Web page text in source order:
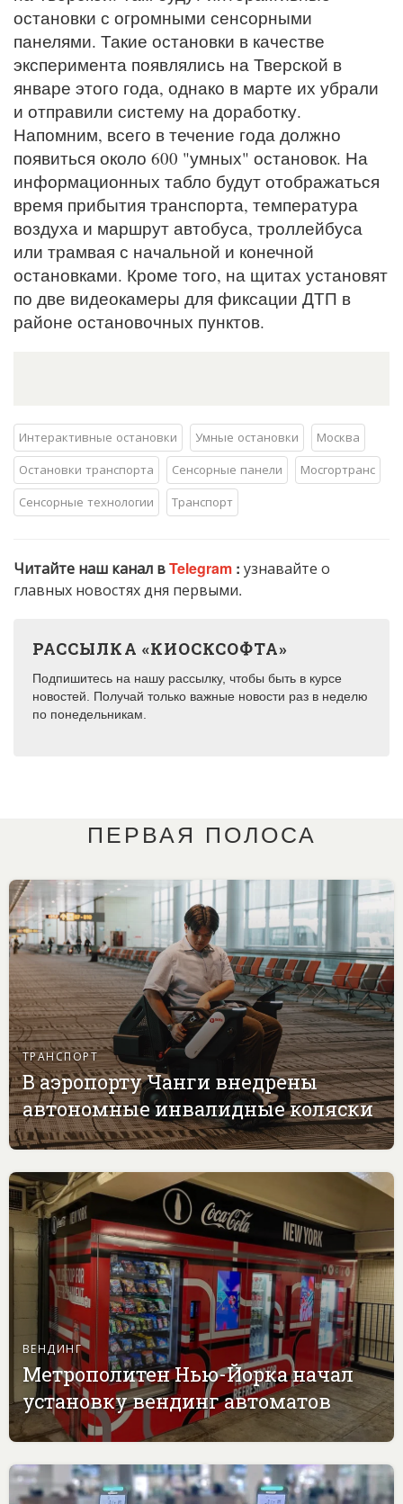
остановки с огромными сенсорными
панелями. Такие остановки в качестве
эксперимента появлялись на Тверской в
январе этого года, однако в марте их убрали
и отправили систему на доработку.
Напомним, всего в течение года должно
появиться около 600 "умных" остановок. На
информационных табло будут отображаться
время прибытия транспорта, температура
воздуха и маршрут автобуса, троллейбуса
или трамвая с начальной и конечной
остановками. Кроме того, на щитах установят
по две видеокамеры для фиксации ДТП в
районе остановочных пунктов.
Интерактивные остановки Умные остановки
Москва
Остановки транспорта
Сенсорные панели
Мосгортранс
Сенсорные технологии
Транспорт
Читайте наш канал вTelegram : узнавайте о
главных новостях дня первыми.
РАССЫЛКА «КИОСКСОФТА»
Подпишитесь на нашу рассылку, чтобы быть в курсе
новостей. Получай только важные новости раз в неделю
по понедельникам.
ПЕРВАЯ ПОЛОСА
ТРАНСПОРТ
В аэропорту Чанги внедрены
автономные инвалидные коляски
ВЕНДИНГ
Метрополитен Нью-Йорка начал
установку вендинг автоматов